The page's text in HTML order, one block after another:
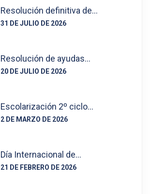
Resolución definitiva de…
31 DE JULIO DE 2026
Resolución de ayudas…
20 DE JULIO DE 2026
Escolarización 2º ciclo…
2 DE MARZO DE 2026
Día Internacional de…
21 DE FEBRERO DE 2026